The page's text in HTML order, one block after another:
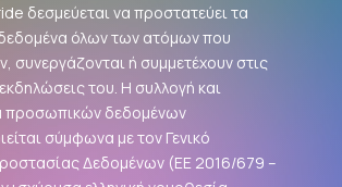
δεσμεύεται να προστατεύει τα
όλων των ατόμων που
συνεργάζονται ή συμμετέχουν στις
του. Η συλλογή και
προσωπικών δεδομένων
σύμφωνα με τον Γενικό
Δεδομένων (ΕΕ 2016/679 –